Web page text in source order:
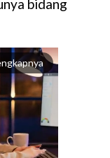
bidang